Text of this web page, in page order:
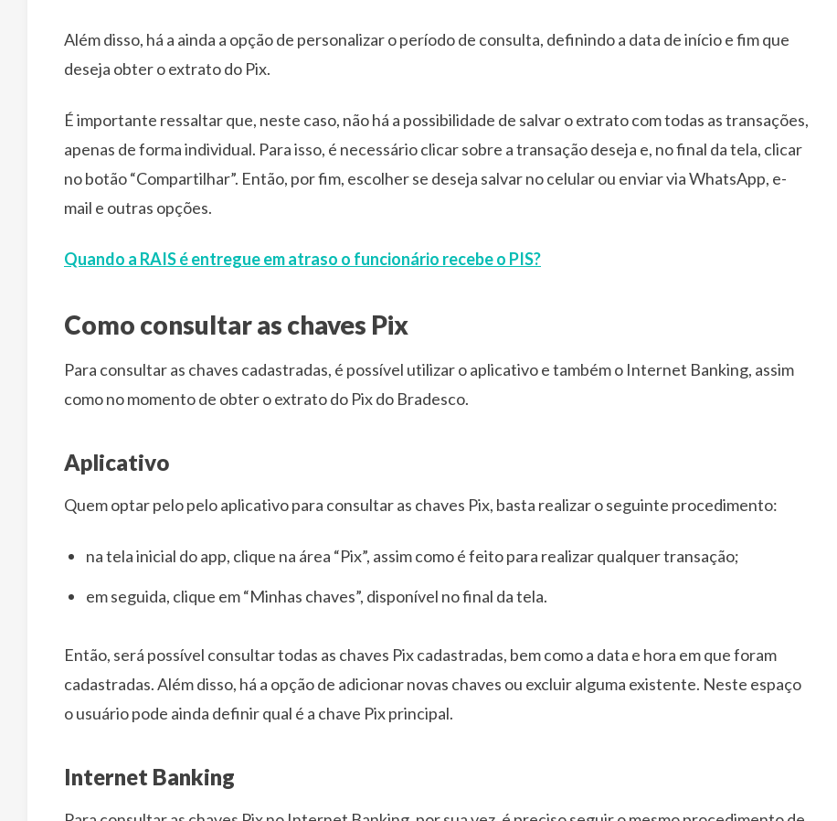
Além disso, há a ainda a opção de personalizar o período de consulta, definindo a data de início e fim que
deseja obter o extrato do Pix.
É importante ressaltar que, neste caso, não há a possibilidade de salvar o extrato com todas as transações,
apenas de forma individual. Para isso, é necessário clicar sobre a transação deseja e, no final da tela, clicar
no botão “Compartilhar”. Então, por fim, escolher se deseja salvar no celular ou enviar via WhatsApp, e-
mail e outras opções.
Quando a RAIS é entregue em atraso o funcionário recebe o PIS?
Como consultar as chaves Pix
Para consultar as chaves cadastradas, é possível utilizar o aplicativo e também o Internet Banking, assim
como no momento de obter o extrato do Pix do Bradesco.
Aplicativo
Quem optar pelo pelo aplicativo para consultar as chaves Pix, basta realizar o seguinte procedimento:
na tela inicial do app, clique na área “Pix”, assim como é feito para realizar qualquer transação;
em seguida, clique em “Minhas chaves”, disponível no final da tela.
Então, será possível consultar todas as chaves Pix cadastradas, bem como a data e hora em que foram
cadastradas. Além disso, há a opção de adicionar novas chaves ou excluir alguma existente. Neste espaço
o usuário pode ainda definir qual é a chave Pix principal.
Internet Banking